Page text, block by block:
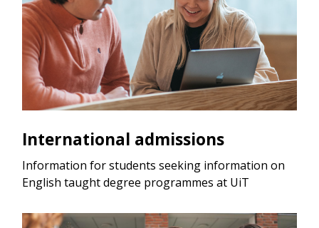
International admissions
Information for students seeking information on
English taught degree programmes at UiT